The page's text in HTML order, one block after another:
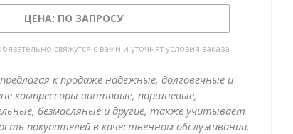
ЦЕНА: ПО ЗАПРОСУ
свяжутся с вами и уточнят условия заказа
к продаже надежные, долговечные и
компрессоры винтовые, поршневые,
безмасляные и другие, также учитывает
покупателей в качественном обслуживании.